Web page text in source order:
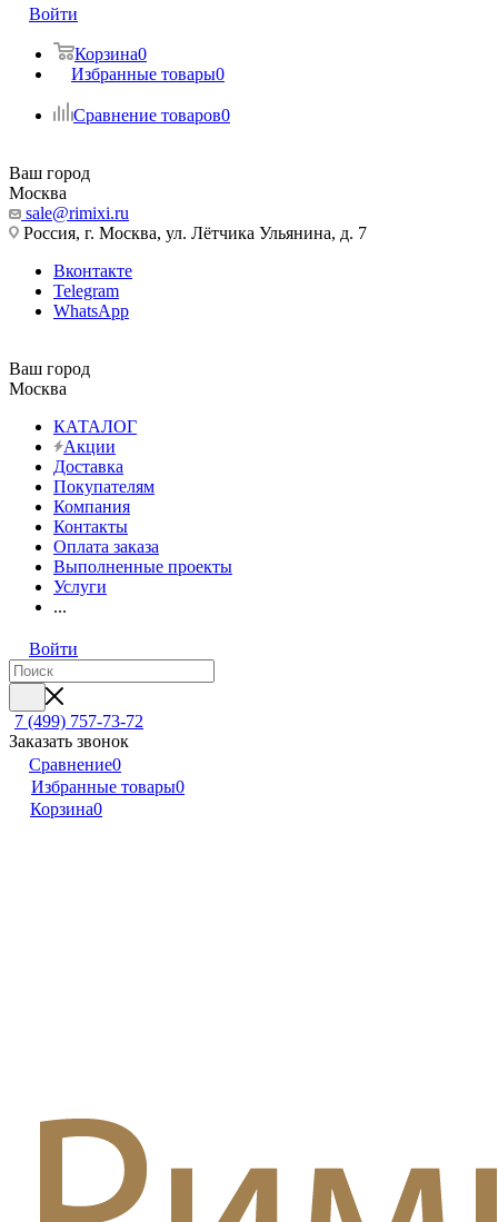
Войти
Корзина0
Избранные товары0
Сравнение товаров0
Ваш город
Москва
sale@rimixi.ru
Россия, г. Москва, ул. Лётчика Ульянина, д. 7
Вконтакте
Telegram
WhatsApp
Ваш город
Москва
КАТАЛОГ
Акции
Доставка
Покупателям
Компания
Контакты
Оплата заказа
Выполненные проекты
Услуги
...
Войти
7 (499) 757-73-72
Заказать звонок
Сравнение0
Избранные товары0
Корзина0